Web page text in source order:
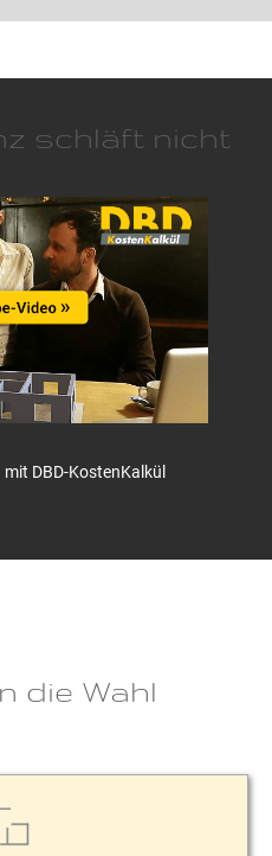
schläft nicht
DBD-KostenKalkül
die Wahl